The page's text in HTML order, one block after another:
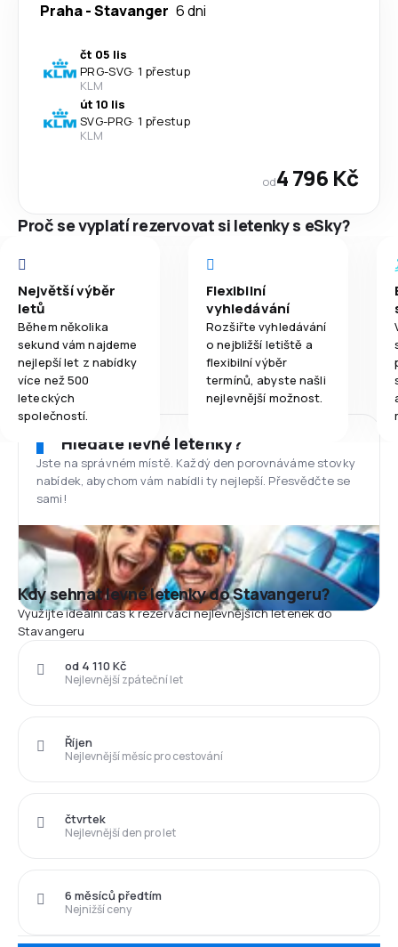
Praha-Stavanger 6 dni
čt 05 lis
PRG-SVG· 1 přestup
KLM
út 10 lis
SVG-PRG· 1 přestup
KLM
od4 796 Kč
Proč se vyplatí rezervovat si letenky s eSky?
Největší výběr
letů
Během několika
sekund vám najdeme
nejlepší let z nabídky
více než 500
leteckých
společností.
Flexibilní
vyhledávání
Rozšiřte vyhledávání
o nejbližší letiště a
flexibilní výběr
termínů, abyste našli
nejlevnější možnost.
Hledáte levné letenky?
Jste na správném místě. Každý den porovnáváme stovky
nabídek, abychom vám nabídli ty nejlepší. Přesvědčte se
sami!
Kdy sehnat levné letenky do Stavangeru?
Využijte ideální čas k rezervaci nejlevnějších letenek do
Stavangeru
Nejlevnější zpáteční let
od 4 110 Kč
Nejlevnější měsíc pro cestování
Říjen
Nejlevnější den pro let
čtvrtek
Nejnižší ceny
6 měsíců předtím